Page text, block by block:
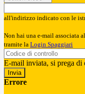
all'indirizzo indicato con le
Non hai una e-mail associata
tramite la Login Spaggiari
E-mail inviata, si prega di
Errore